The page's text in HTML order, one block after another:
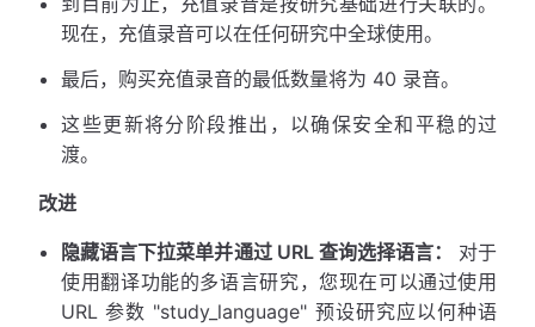
现在，充值录音可以在任何研究中全球使用。
最后，购买充值录音的最低数量将为 40 录音。
这些更新将分阶段推出，以确保安全和平稳的过
渡。
改进
隐藏语言下拉菜单并通过 URL 查询选择语言：
对于
使用翻译功能的多语言研究，您现在可以通过使用
URL 参数 "study_language" 预设研究应以何种语